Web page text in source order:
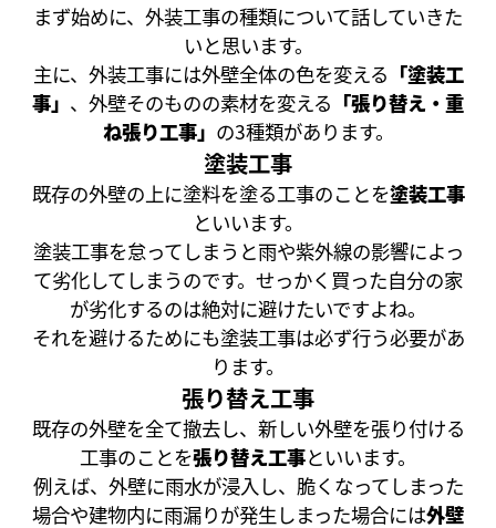
まず始めに、外装工事の種類について話していきた
いと思います。
主に、外装工事には外壁全体の色を変える 「塗装工
事」 、外壁そのものの素材を変える 「張り替え・重
ね張り工事」 の3種類があります。
塗装工事
既存の外壁の上に塗料を塗る工事のことを塗装工事
といいます。
塗装工事を怠ってしまうと雨や紫外線の影響によっ
て劣化してしまうのです。せっかく買った自分の家
が劣化するのは絶対に避けたいですよね。
それを避けるためにも塗装工事は必ず行う必要があ
ります。
張り替え工事
既存の外壁を全て撤去し、新しい外壁を張り付ける
工事のことを張り替え工事といいます。
例えば、外壁に雨水が浸入し、脆くなってしまった
場合や建物内に雨漏りが発生しまった場合には外壁